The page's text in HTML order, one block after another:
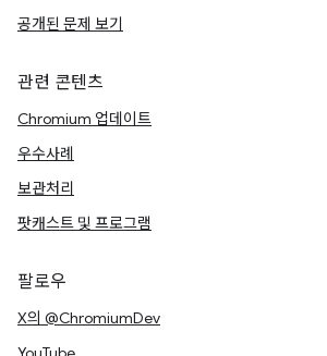
공개된 문제 보기
관련 콘텐츠
Chromium 업데이트
우수사례
보관처리
팟캐스트 및 프로그램
팔로우
X의 @ChromiumDev